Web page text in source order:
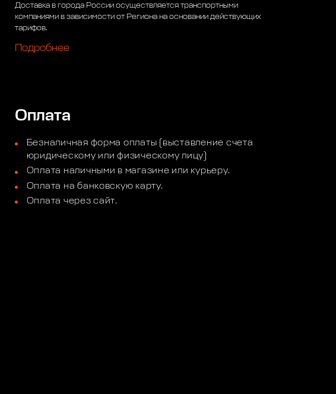
Доставка в города России осуществляется транспортными
компаниями в зависимости от Региона на основании действующих
тарифов.
Подробнее
Оплата
Безналичная форма оплаты (выставление счета
юридическому или физическому лицу)
Оплата наличными в магазине или курьеру.
Оплата на банковскую карту.
Оплата через сайт.